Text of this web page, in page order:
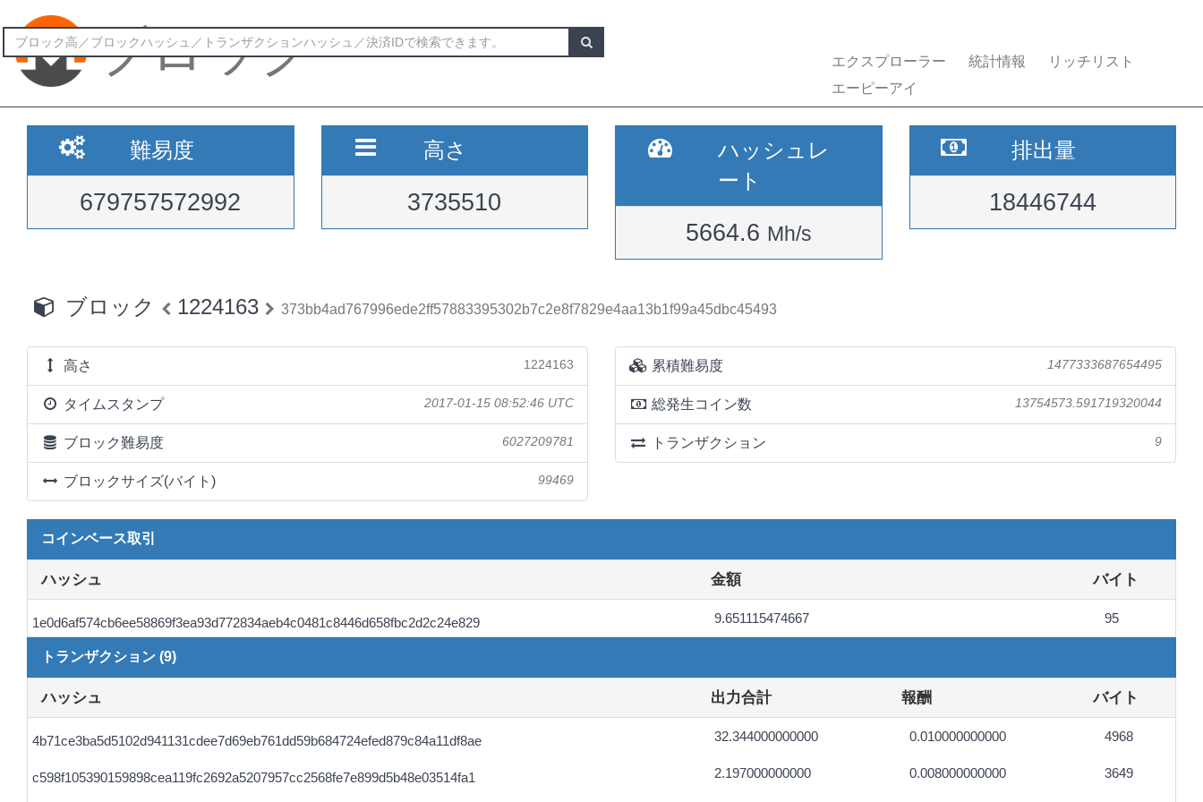
ブロック エクスプローラー 統計情報
リッチリスト
エーピーアイ
難易度
679757572992
高さ
3735510
ハッシュレ
ート
5664.6 Mh/s
排出量
18446744
ブロック 1224163 373bb4ad767996ede2ff57883395302b7c2e8f7829e4aa13b1f99a45dbc45493
高さ 1224163
タイムスタンプ 2017-01-15 08:52:46 UTC
ブロック難易度 6027209781
ブロックサイズ(バイト) 99469
累積難易度 1477333687654495
総発生コイン数 13754573.591719320044
トランザクション 9
コインベース取引
ハッシュ 金額 バイト
1e0d6af574cb6ee58869f3ea93d772834aeb4c0481c8446d658fbc2d2c24e829 9.651115474667 95
トランザクション (9)
ハッシュ 出力合計 報酬 バイト
4b71ce3ba5d5102d941131cdee7d69eb761dd59b684724efed879c84a11df8ae 32.344000000000 0.010000000000 4968
c598f105390159898cea119fc2692a5207957cc2568fe7e899d5b48e03514fa1 2.197000000000 0.008000000000 3649